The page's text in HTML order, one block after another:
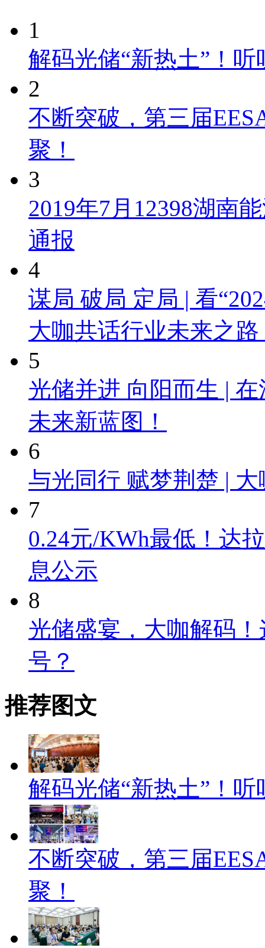
1
解码光储“新热土”！
2
不断突破，第三届
聚！
3
2019年7月12398湖南
通报
4
谋局 破局 定局 | 看
大咖共话行业未来之路
5
光储并进 向阳而生 |
未来新蓝图！
6
与光同行 赋梦荆楚 |
7
0.24元/KWh最低！达
息公示
8
光储盛宴，大咖解码
号？
推荐图文
解码光储“新热土”！
不断突破，第三届
聚！